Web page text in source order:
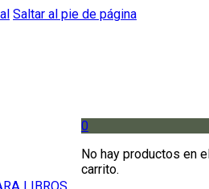
Saltar al pie de página
0
No hay productos en
carrito.